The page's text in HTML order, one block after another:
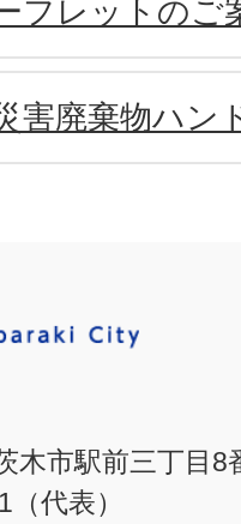
フレットのご
害廃棄物ハン
木市駅前三丁目8
代表）